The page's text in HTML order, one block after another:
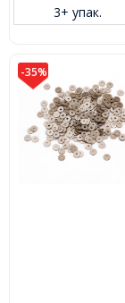
3+ упак.
-35%